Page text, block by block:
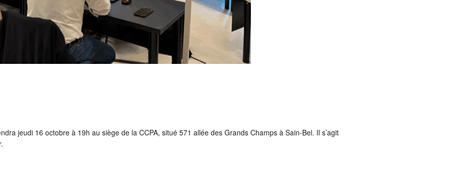
jeudi 16 octobre à 19h au siège de la CCPA, situé 571 allée des Grands Champs à Sain-Bel. Il s’agit